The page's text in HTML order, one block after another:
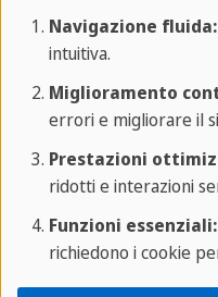
couldn't
will be able to
could
Navigazione fluida:
intuitiva.
Miglioramento
errori e migliorare il
Prestazioni
ridotti e interazioni
Funzioni essenziali:
richiedono i cookie